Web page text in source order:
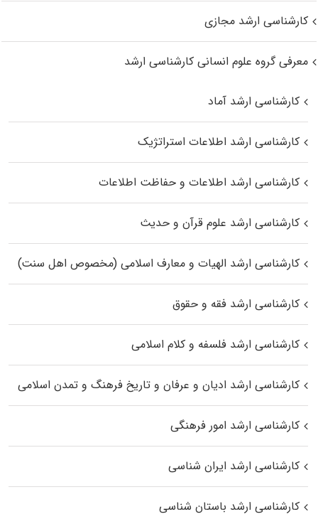
کارشناسی ارشد مجازی
معرفی گروه علوم انسانی کارشناسی ارشد
کارشناسی ارشد آماد
کارشناسی ارشد اطلاعات استراتژیک
کارشناسی ارشد اطلاعات و حفاظت اطلاعات
کارشناسی ارشد علوم قرآن و حدیث
کارشناسی ارشد الهیات و معارف اسلامی (مخصوص اهل سنت)
کارشناسی ارشد فقه و حقوق
کارشناسی ارشد فلسفه و کلام اسلامی
کارشناسی ارشد ادیان و عرفان و تاریخ فرهنگ و تمدن اسلامی
کارشناسی ارشد امور فرهنگی
کارشناسی ارشد ایران شناسی
کارشناسی ارشد باستان شناسی